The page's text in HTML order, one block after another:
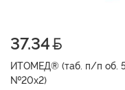
37.34
ИТОМЕД® (таб. п/п об. 50 мг
№20х2)